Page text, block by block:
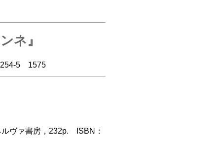
ネ』
5 1575
ヴァ書房，232p. ISBN：